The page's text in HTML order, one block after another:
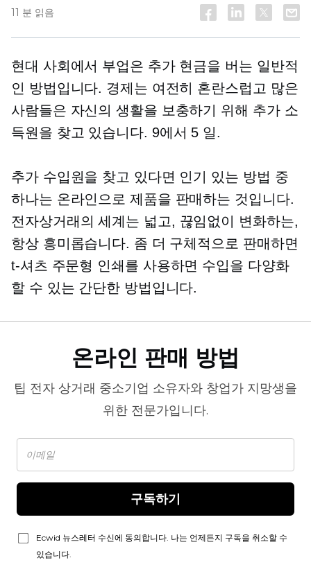
11 분 읽음
현대 사회에서 부업은 추가 현금을 버는 일반적
인 방법입니다. 경제는 여전히 혼란스럽고 많은
사람들은 자신의 생활을 보충하기 위해 추가 소
득원을 찾고 있습니다. 9에서 5 일.
추가 수입원을 찾고 있다면 인기 있는 방법 중
하나는 온라인으로 제품을 판매하는 것입니다.
전자상거래의 세계는 넓고, 끊임없이 변화하는,
항상 흥미롭습니다. 좀 더 구체적으로 판매하면
t-셔츠 주문형 인쇄를 사용하면 수입을 다양화
할 수 있는 간단한 방법입니다.
온라인 판매 방법
팁 전자 상거래 중소기업 소유자와 창업가 지망생을
위한 전문가입니다.
구독하기
Ecwid 뉴스레터 수신에 동의합니다. 나는 언제든지 구독을 취소할 수
있습니다.